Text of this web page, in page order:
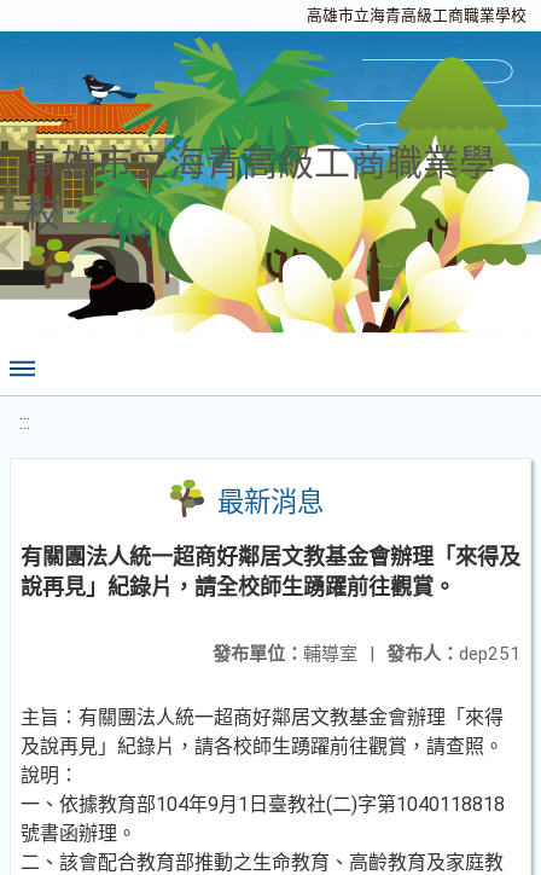
高雄市立海青高級工商職業學校
高雄市立海青高級工商職業學
校
:::
最新消息
有關團法人統一超商好鄰居文教基金會辦理「來得及
說再見」紀錄片，請全校師生踴躍前往觀賞。
發布人： dep251
發布單位： 輔導室 |
主旨：有關團法人統一超商好鄰居文教基金會辦理「來得
及說再見」紀錄片，請各校師生踴躍前往觀賞，請查照。
說明：
一、依據教育部104年9月1日臺教社(二)字第1040118818
號書函辦理。
二、該會配合教育部推動之生命教育、高齡教育及家庭教